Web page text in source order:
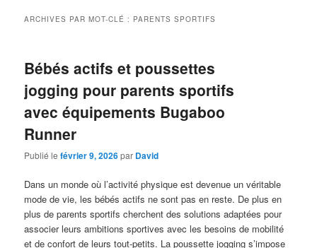
ARCHIVES PAR MOT-CLÉ : PARENTS SPORTIFS
Bébés actifs et poussettes
jogging pour parents sportifs
avec équipements Bugaboo
Runner
Publié lefévrier 9, 2026par David
Dans un monde où l’activité physique est devenue un véritable
mode de vie, les bébés actifs ne sont pas en reste. De plus en
plus de parents sportifs cherchent des solutions adaptées pour
associer leurs ambitions sportives avec les besoins de mobilité
et de confort de leurs tout-petits. La poussette jogging s’impose